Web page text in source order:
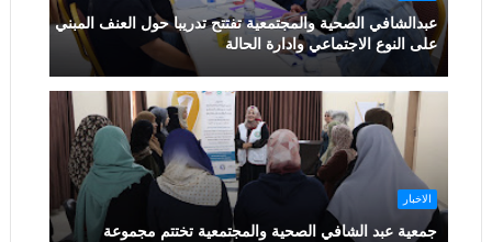
عبدالشافي الصحية والمجتمعية تفتتح تدريبا حول العنف المبني
على النوع الاجتماعي وادارة الحالة
الاخبار
جمعية عبد الشافي الصحية والمجتمعية تختتم مجموعة